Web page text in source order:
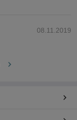
08.11.2019